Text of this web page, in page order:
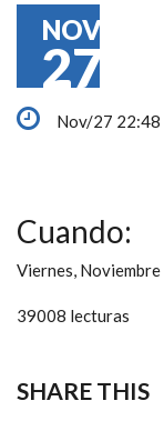
NOV
27
Nov/27 22:48
Cuando:
Viernes,
39008 lecturas
SHARE THIS